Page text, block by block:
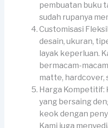
pembuatan buku
sudah rupanya
Customisasi
desain, ukuran,
layak keperluan.
bermacam-
matte, hardcover,
Harga Kompetitif:
yang bersaing
keok dengan
Kami juga